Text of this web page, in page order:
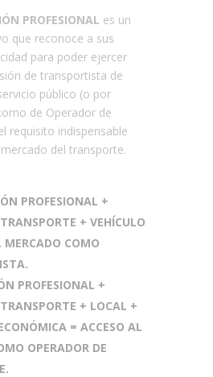
PROFESIONAL es un
que reconoce a sus
para poder ejercer
de transportista de
público (o por
de Operador de
requisito indispensable
del transporte.
PROFESIONAL +
+ VEHÍCULO
MERCADO COMO
PROFESIONAL +
+ LOCAL +
= ACCESO AL
OPERADOR DE